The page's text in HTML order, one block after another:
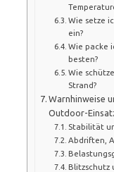
Wie setze
ein?
Wie packe
besten?
Wie
Strand?
Warnhinweise
Outdoor-
Stabilität
Abdriften,
Blitzschutz